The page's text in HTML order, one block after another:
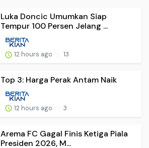
Luka Doncic Umumkan Siap
Tempur 100 Persen Jelang ...
12 hours ago 13
Top 3: Harga Perak Antam Naik
12 hours ago 3
Arema FC Gagal Finis Ketiga Piala
Presiden 2026, M...